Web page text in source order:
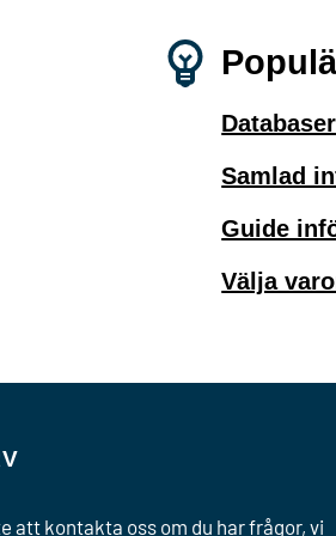
Samlad
Guide
Välja
att kontakta oss om du har frågor, vi